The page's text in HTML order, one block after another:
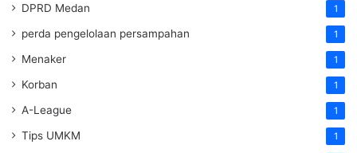
DPRD Medan 1
perda pengelolaan persampahan 1
Menaker 1
Korban 1
A-League 1
Tips UMKM 1